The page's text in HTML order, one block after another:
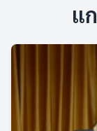
แ